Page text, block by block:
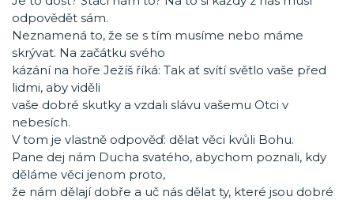
odpovědět sám.
Neznamená to, že se s tím musíme nebo máme
skrývat. Na začátku svého
kázání na hoře Ježíš říká: Tak ať svítí světlo vaše před
lidmi, aby viděli
vaše dobré skutky a vzdali slávu vašemu Otci v
nebesích.
V tom je vlastně odpověď: dělat věci kvůli Bohu.
Pane dej nám Ducha svatého, abychom poznali, kdy
děláme věci jenom proto,
že nám dělají dobře a uč nás dělat ty, které jsou dobré